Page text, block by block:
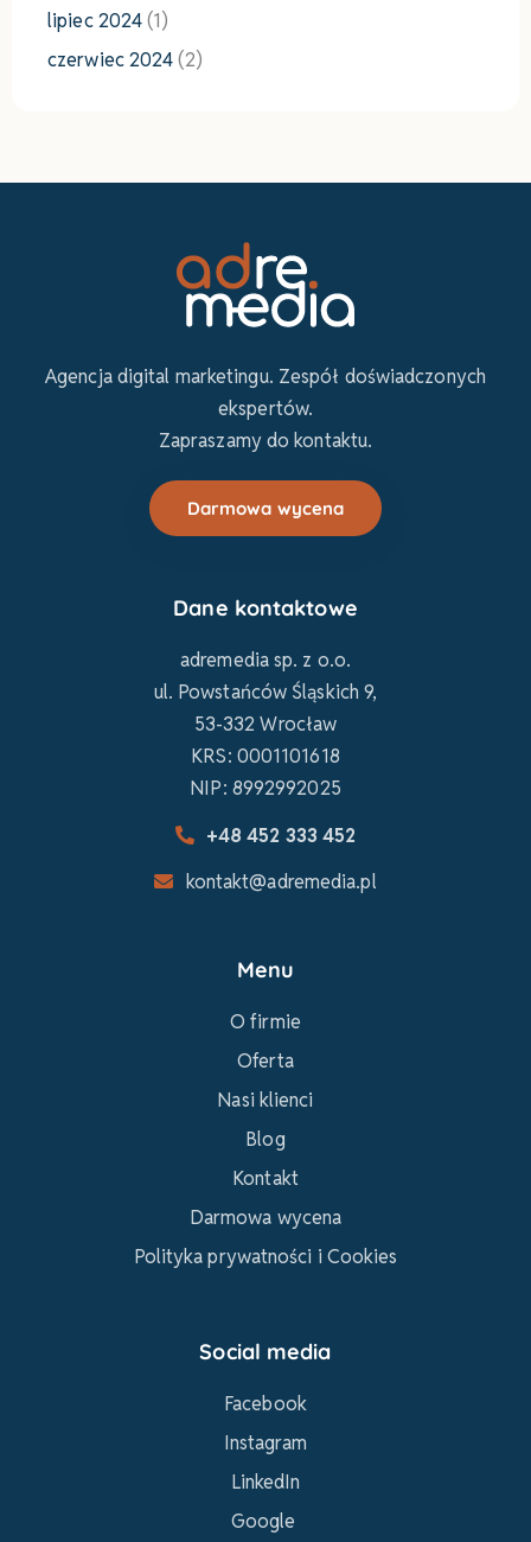
lipiec 2024(1)
czerwiec 2024(2)
Agencja digital marketingu. Zespół doświadczonych
ekspertów.
Zapraszamy do kontaktu.
Darmowa wycena
Dane kontaktowe
adremedia sp. z o.o.
ul. Powstańców Śląskich 9,
53-332 Wrocław
KRS: 0001101618
NIP: 8992992025
+48 452 333 452
kontakt@adremedia.pl
Menu
O firmie
Oferta
Nasi klienci
Blog
Kontakt
Darmowa wycena
Polityka prywatności i Cookies
Social media
Facebook
Instagram
LinkedIn
Google